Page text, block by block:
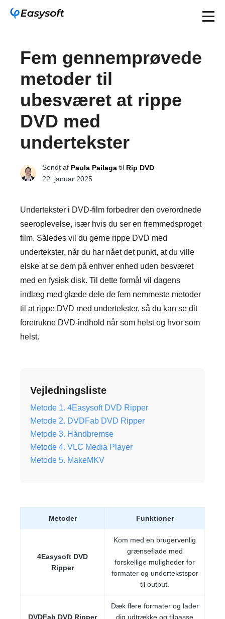
Fem gennemprøvede
metoder til
ubesværet at rippe
DVD med
undertekster
Sendt af Paula Pailaga til Rip DVD
22. januar 2025
Undertekster i DVD-film forbedrer den overordnede
seeroplevelse, især hvis du ser en fremmedsproget
film. Således vil du gerne rippe DVD med
undertekster, når du har nået det punkt, at du ville
elske at se dem på enhver enhed uden besværet
med en fysisk disk. Til dette formål vil dagens
indlæg med glæde dele de fem nemmeste metoder
til at rippe DVD med undertekster, så du kan se dit
foretrukne DVD-indhold når som helst og hvor som
helst.
Vejledningsliste
Metode 1. 4Easysoft DVD Ripper
Metode 2. DVDFab DVD Ripper
Metode 3. Håndbremse
Metode 4. VLC Media Player
Metode 5. MakeMKV
Metoder Funktioner
4Easysoft DVD
Ripper
Kom med en brugervenlig
grænseflade med
forskellige muligheder for
formater og undertekstspor
til output.
DVDFab DVD Ripper
Dæk flere formater og lader
dig udtrække og tilpasse